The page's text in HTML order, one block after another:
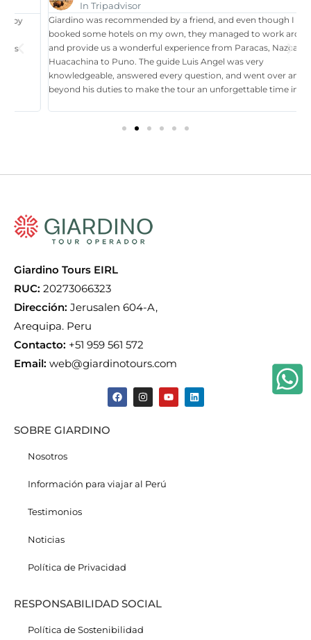
In Tripadvisor
Giardino was recommended by a friend, and even though I had
booked some hotels on my own, they managed to work around it,
and provide us a wonderful experience from Paracas, Nazca, Ica,
Huacachina to Puno. The guide Luis Angel was very
knowledgeable, answered every question, and went over and
beyond his duties to make the tour an unforgettable time in Perú.
Giardino Tours EIRL
RUC: 20273066323
Dirección: Jerusalen 604-A,
Arequipa. Peru
Contacto: +51 959 561 572
Email: web@giardinotours.com
SOBRE GIARDINO
Nosotros
Información para viajar al Perú
Testimonios
Noticias
Política de Privacidad
RESPONSABILIDAD SOCIAL
Política de Sostenibilidad